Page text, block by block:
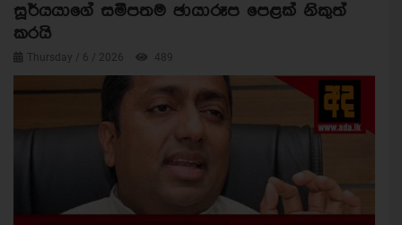
සූර්යයාගේ සමීපතම ඡායාරූප පෙළක් නිකුත්
කරයි
Thursday / 6 / 2026 489